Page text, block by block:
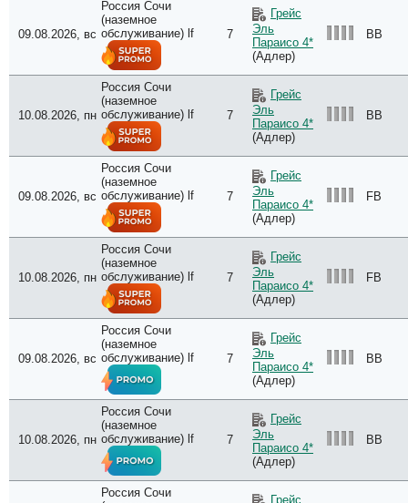
09.08.2026, вс
Россия Сочи
(наземное
обслуживание) lf
7
Грейс
Эль
Параисо 4*
(Адлер)
BB
10.08.2026, пн
Россия Сочи
(наземное
обслуживание) lf
7
Грейс
Эль
Параисо 4*
(Адлер)
BB
09.08.2026, вс
Россия Сочи
(наземное
обслуживание) lf
7
Грейс
Эль
Параисо 4*
(Адлер)
FB
10.08.2026, пн
Россия Сочи
(наземное
обслуживание) lf
7
Грейс
Эль
Параисо 4*
(Адлер)
FB
09.08.2026, вс
Россия Сочи
(наземное
обслуживание) lf
7
Грейс
Эль
Параисо 4*
(Адлер)
BB
10.08.2026, пн
Россия Сочи
(наземное
обслуживание) lf
7
Грейс
Эль
Параисо 4*
(Адлер)
BB
Россия Сочи
Грейс